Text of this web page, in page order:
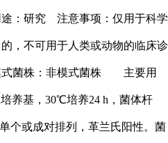
途：研究 注意事项：仅用于科学
，不可用于人类或动物的临床诊
菌株：非模式菌株 主要用
养基，30℃培养24 h，菌体杆
个或成对排列，革兰氏阳性。菌